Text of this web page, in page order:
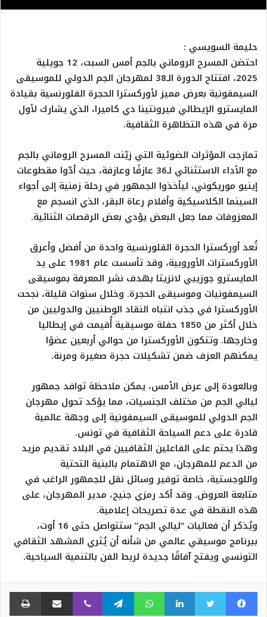
حليمة السويسي :
احتضن المسرح الروماني بالجم أمس السبت، 12 جويلية
2025، افتتاح الدورة الـ38 لمهرجان الجم الدولي للموسيقى
السيمفونية بعرض مميز لأوركسترا الحجرة الفلورنسية بقيادة
المايسترو الإيطالي فيرونتينا دي كاميرا، الذي يشارك لأول
مرة في هذه التظاهرة الثقافية.
تمازجت المؤثرات الضوئية التي زيّنت المسرح الروماني بالجم
مع الأداء الاستثنائي لـ36 عازفًا وعازفة، حيث أدّوا مقطوعات
إينيو موريكوني، ليأخذوا الجمهور في رحلة زمنية إلى أجواء
السينما الكلاسيكية وأفلام رعاة البقر، الذي انسجم مع
المعزوفات مما جعل البعض يؤدي بعض الرقصات الثنائية.
تُعد أوركسترا الحجرة الفلورنسية واحدة من أفضل وأعرق
الأوركسترات الأوروبية، وقد تأسست عام 1981 على يد
المايسترو جوزيبي لانزيتا بهدف نشر المعرفة بموسيقى
السيمفونيات وموسيقى الحجرة. وخلال سنوات قليلة، نجحت
الأوركسترا في جذب انتباه النقاد الوطنيين والدوليين من
خلال أكثر من 1850 حفلة موسيقية أُقيمت في إيطاليا
وخارجها. وتتكون الأوركسترا من حوالي أربعين عضوًا
يمكنهم العزف ضمن تشكيلات حجرة صغيرة ومرنة.
وبالعودة إلى عرض الأمس، يمكن ملاحظة توافد جمهور
ليالي الجم من مختلف الجنسيات، مما يؤكد تحول مهرجان
الجم الدولي للموسيقى السيمفونية إلى وجهة عالمية
قادرة على دعم السياحة الثقافية في تونس.
وهذا يحتم على الفاعلين الثقافيين في البلاد تقديم مزيد
من الدعم للمهرجان، مع الاهتمام بالبنية التحتية
واللوجستية، خاصة توفير وسائل نقل للجمهور الراغب في
متابعة العروض. وقد أكد رمزي جنيح، مدير المهرجان، على
هذه النقطة في عدة تصريحات إعلامية.
ويُذكر أن فعاليات “ليالي الجم” ستتواصل حتى 16 أوت،
ببرنامج موسيقي عالمي من شأنه أن يُثري المشهد الثقافي
التونسي ويفتح آفاقًا جديدة لربط الفن بالتنمية السياحية.
فيسبوكتويتر لينكدإنواتساب تيلقرام ڤايبر مشاركة عبر البريد